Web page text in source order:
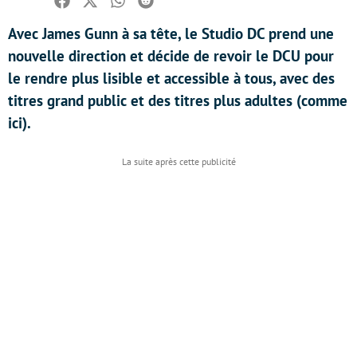
Facebook
TwitterWhatsapp
Reddit
Avec James Gunn à sa tête, le Studio DC prend une
nouvelle direction et décide de revoir le DCU pour
le rendre plus lisible et accessible à tous, avec des
titres grand public et des titres plus adultes (comme
ici).